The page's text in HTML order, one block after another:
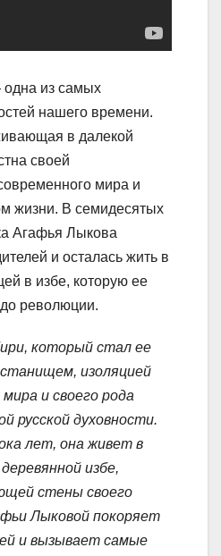
из самых
нашего времени.
в далекой
своей
мира и
жизни. В семидесятых
Агафья Лыкова
и осталась жить в
в избе, которую ее
революции.
который стал ее
изоляцией
и своего рода
русской духовности.
лет, она живет в
избе,
стены своего
Лыковой покоряет
и вызывает самые